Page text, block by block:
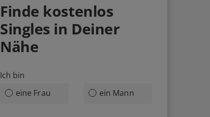
Finde kostenlos
Singles in Deiner
Nähe
Ich bin
eine Frau
ein Mann